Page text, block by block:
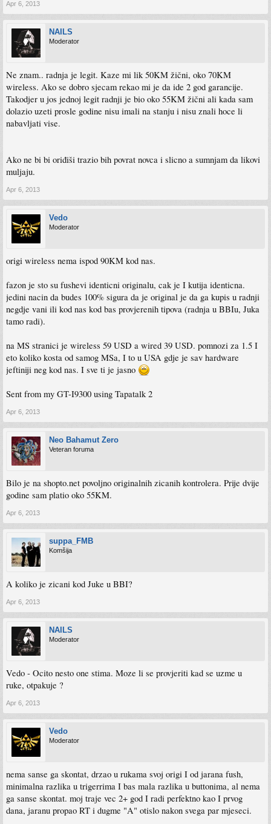
Apr 6, 2013
NAILS
Moderator
Ne znam.. radnja je legit. Kaze mi lik 50KM žični, oko 70KM
wireless. Ako se dobro sjecam rekao mi je da ide 2 god garancije.
Takodjer u jos jednoj legit radnji je bio oko 55KM žični ali kada sam
dolazio uzeti prosle godine nisu imali na stanju i nisu znali hoce li
nabavljati vise.
Ako ne bi bi oriđiši trazio bih povrat novca i slicno a sumnjam da likovi
muljaju.
Apr 6, 2013
Vedo
Moderator
origi wireless nema ispod 90KM kod nas.
fazon je sto su fushevi identicni originalu, cak je I kutija identicna.
jedini nacin da budes 100% sigura da je original je da ga kupis u radnji
negdje vani ili kod nas kod bas provjerenih tipova (radnja u BBIu, Juka
tamo radi).
na MS stranici je wireless 59 USD a wired 39 USD. pomnozi za 1.5 I
eto koliko kosta od samog MSa, I to u USA gdje je sav hardware
jeftiniji neg kod nas. I sve ti je jasno
Sent from my GT-I9300 using Tapatalk 2
Apr 6, 2013
Neo Bahamut Zero
Veteran foruma
Bilo je na shopto.net povoljno originalnih zicanih kontrolera. Prije dvije
godine sam platio oko 55KM.
Apr 6, 2013
suppa_FMB
Komšija
A koliko je zicani kod Juke u BBI?
Apr 6, 2013
NAILS
Moderator
Vedo - Ocito nesto one stima. Moze li se provjeriti kad se uzme u
ruke, otpakuje ?
Apr 6, 2013
Vedo
Moderator
nema sanse ga skontat, drzao u rukama svoj origi I od jarana fush,
minimalna razlika u trigerrima I bas mala razlika u buttonima, al nema
ga sanse skontat. moj traje vec 2+ god I radi perfektno kao I prvog
dana, jaranu propao RT i dugme "A" otislo nakon svega par mjeseci.